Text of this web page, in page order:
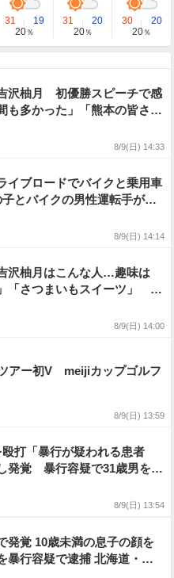
31
19
20％
31
20
20％
30
20
20％
沢柚月 初優勝スピーチで感
も多かった」「熊本の皆さん
を願う」
8/9(日) 14:33
イブロードでバイクと乗用車
とバイクの男性運転手が搬
8/9(日) 14:14
沢柚月はこんな人…趣味は
「さつまいもスイーツ」 ダ
れは稲見萌寧
8/9(日) 14:00
アー初V meijiカップゴルフ
8/9(日) 13:59
打「暴行が疑われる患者
発覚 暴行容疑で31歳男を逮
に間違いない」内出血につい
8/9(日) 13:54
発覚 10歳未満の息子の顔を
暴行容疑で逮捕 北海道・旭